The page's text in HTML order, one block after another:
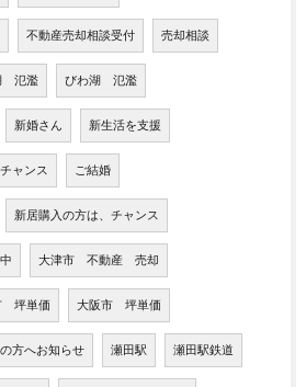
不動産売却相談受付 売却相談
氾濫 びわ湖 氾濫
新婚さん 新生活を支援
ャンス ご結婚
新居購入の方は、チャンス
大津市 不動産 売却
坪単価 大阪市 坪単価
方へお知らせ 瀬田駅 瀬田駅鉄道